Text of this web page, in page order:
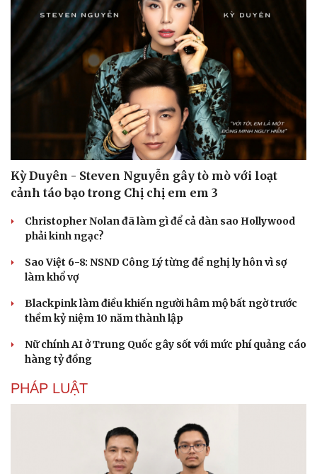
Kỳ Duyên - Steven Nguyễn gây tò mò với loạt
cảnh táo bạo trong Chị chị em em 3
Christopher Nolan đã làm gì để cả dàn sao Hollywood
phải kinh ngạc?
Sao Việt 6-8: NSND Công Lý từng đề nghị ly hôn vì sợ
làm khổ vợ
Blackpink làm điều khiến người hâm mộ bất ngờ trước
thềm kỷ niệm 10 năm thành lập
Nữ chính AI ở Trung Quốc gây sốt với mức phí quảng cáo
hàng tỷ đồng
PHÁP LUẬT